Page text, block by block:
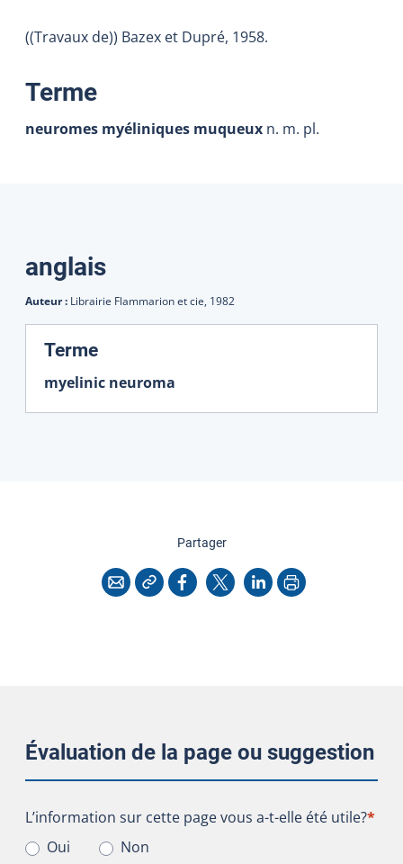
((Travaux de)) Bazex et Dupré, 1958.
Terme:
neuromes myéliniques muqueux n. m. pl.
Traductions
anglais
Auteur : Librairie Flammarion et cie, 1982
Terme:
myelinic neuroma
Partagercette page
CourrielCopier l'adresse
Facebook
X LinkedInImprimer
Évaluation de la page ou suggestion
L’information sur cette page vous a-t-elle été utile?
L’information sur cette page vous a-t-elle été utile?*
Oui
Non